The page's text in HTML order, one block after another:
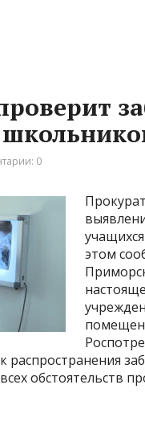
0
этом
распространения
обстоятельств